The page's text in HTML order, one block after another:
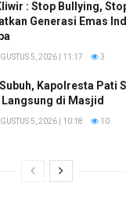
: Stop Bullying,
Generasi Emas
5, 2026 | 11:17 3
Kapolresta Pati
di Masjid
5, 2026 | 10:18 10